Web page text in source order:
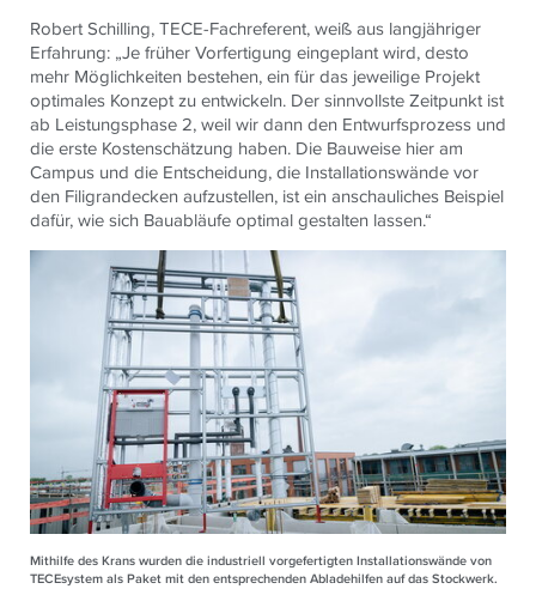
Robert Schilling,TECE-Fachreferent, weiß aus langjähriger
Erfahrung: „Je früher Vorfertigung eingeplant wird, desto
mehr Möglichkeiten bestehen, ein für das jeweilige Projekt
optimales Konzept zu entwickeln. Der sinnvollste Zeitpunkt ist
ab Leistungsphase 2, weil wir dann den Entwurfsprozess und
die erste Kostenschätzung haben. Die Bauweise hier am
Campus und die Entscheidung, die Installationswände vor
den Filigrandecken aufzustellen, ist ein anschauliches Beispiel
dafür, wie sich Bauabläufe optimal gestalten lassen.“
Mithilfe des Krans wurden die industriell vorgefertigten Installationswände von
TECEsystem als Paket mit den entsprechenden Abladehilfen auf das Stockwerk.